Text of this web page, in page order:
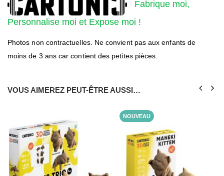
Fabrique moi,
Personnalise moi et Expose moi !
Photos non contractuelles. Ne convient pas aux enfants de
moins de 3 ans car contient des petites pièces.
VOUS AIMEREZ PEUT-ÊTRE AUSSI…
NOUVEAU